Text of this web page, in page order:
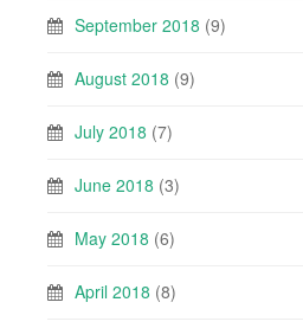
September 2018 (9)
August 2018 (9)
July 2018 (7)
June 2018 (3)
May 2018 (6)
April 2018 (8)